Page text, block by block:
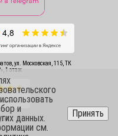
ул. Московская, 115, ТК
1 этаж
54
и
данных.
см.
Принять